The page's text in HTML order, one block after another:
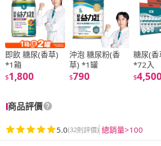
即飲 糖尿(香草)
*1箱
$1,800
沖泡 糖尿粉(香
草) *1罐
$790
糖尿(
*72入
$
商品評價
5.0(32則評價) 總銷量>100